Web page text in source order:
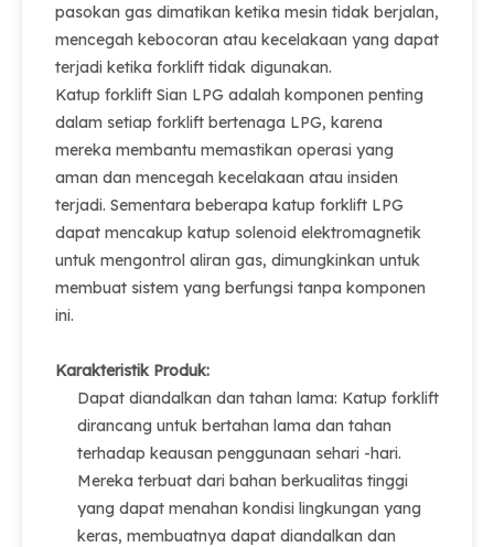
pasokan gas dimatikan ketika mesin tidak berjalan,
mencegah kebocoran atau kecelakaan yang dapat
terjadi ketika forklift tidak digunakan.
Katup forklift Sian LPG adalah komponen penting
dalam setiap forklift bertenaga LPG, karena
mereka membantu memastikan operasi yang
aman dan mencegah kecelakaan atau insiden
terjadi. Sementara beberapa katup forklift LPG
dapat mencakup katup solenoid elektromagnetik
untuk mengontrol aliran gas, dimungkinkan untuk
membuat sistem yang berfungsi tanpa komponen
ini.
Karakteristik Produk:
Dapat diandalkan dan tahan lama: Katup forklift
dirancang untuk bertahan lama dan tahan
terhadap keausan penggunaan sehari -hari.
Mereka terbuat dari bahan berkualitas tinggi
yang dapat menahan kondisi lingkungan yang
keras, membuatnya dapat diandalkan dan